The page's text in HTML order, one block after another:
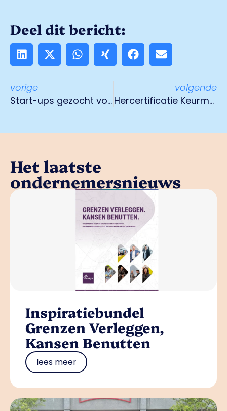
Deel dit bericht:
vorige
Start-ups gezocht voor radioprogramma Omroep Venlo
volgende
Hercertificatie Keurmerk Veilig Ondernemen gestart
Het laatste
ondernemersnieuws
Inspiratiebundel
Grenzen Verleggen,
Kansen Benutten
lees meer